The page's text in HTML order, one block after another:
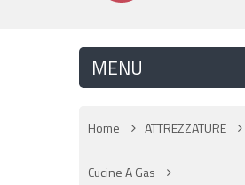
Home ATTREZZATURE
Cucine A Gas